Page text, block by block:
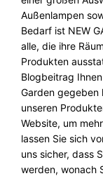
Außenlampen
Bedarf ist NEW
alle, die ihre
Produkten
Blogbeitrag
Garden gegeben
unseren
Website, um
lassen Sie sich
uns sicher, dass
werden, wonach